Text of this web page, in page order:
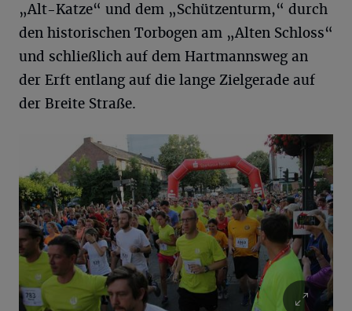
„Alt-Katze“ und dem „Schützenturm,“ durch
den historischen Torbogen am „Alten Schloss“
und schließlich auf dem Hartmannsweg an
der Erft entlang auf die lange Zielgerade auf
der Breite Straße.